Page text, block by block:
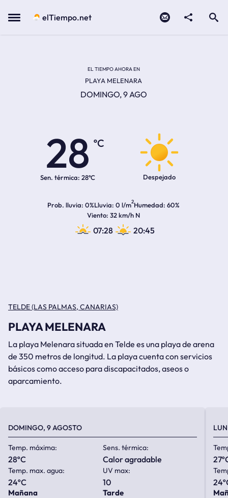
Menu elTiempo.net
EL TIEMPO AHORA EN
PLAYA MELENARA
DOMINGO, 9 AGO
28
ºC
Sen. térmica: 28ºC Despejado
Prob. lluvia 0%Lluvia 0 l/m2Humedad 60%
Viento 32 km/h N
07:28 20:45
TELDE (LAS PALMAS, CANARIAS)
PLAYA MELENARA
La playa Melenara situada en Telde es una playa de arena
de 350 metros de longitud. La playa cuenta con servicios
básicos como acceso para discapacitados, aseos o
aparcamiento.
DOMINGO, 9 AGOSTO
Temp. máxima:
28ºC
Sens. térmica:
calor agradable
Temp. max. agua:
24ºC
UV max:
10
Mañana Tarde